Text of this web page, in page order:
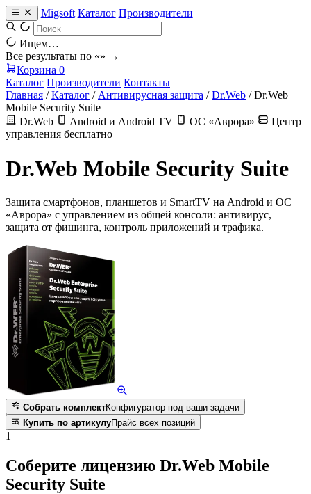
Migsoft Каталог Производители
Ищем…
Все результаты по «» →
Корзина 0
Каталог Производители Контакты
Главная / Каталог / Антивирусная защита / Dr.Web / Dr.Web
Mobile Security Suite
Dr.Web
Android и Android TV ОС «Аврора»
Центр
управления бесплатно
Dr.Web Mobile Security Suite
Защита смартфонов, планшетов и SmartTV на Android и ОС
«Аврора» с управлением из общей консоли: антивирус,
защита от фишинга, контроль приложений и трафика.
Собрать комплектКонфигуратор под ваши задачи
Купить по артикулуПрайс всех позиций
1
Соберите лицензию Dr.Web Mobile
Security Suite